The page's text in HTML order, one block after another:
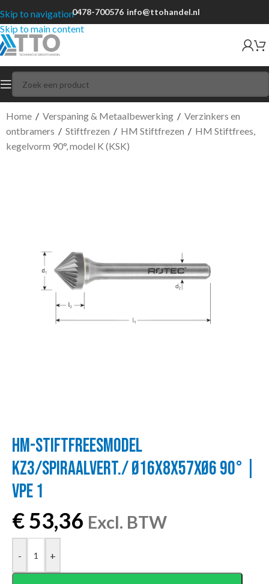
Skip to navigation
Skip to main content
0478-700576 info@ttohandel.nl
Home / Verspaning & Metaalbewerking / Verzinkers en
ontbramers / Stiftfrezen / HM Stiftfrezen / HM Stiftfrees,
kegelvorm 90°, model K (KSK)
HM-STIFTFREESMODEL
KZ3/SPIRAALVERT./ Ø16X8X57XØ6 90° |
VPE 1
€53,36 Excl. BTW
- +